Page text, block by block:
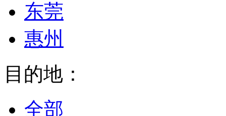
东莞
惠州
目的地：
全部